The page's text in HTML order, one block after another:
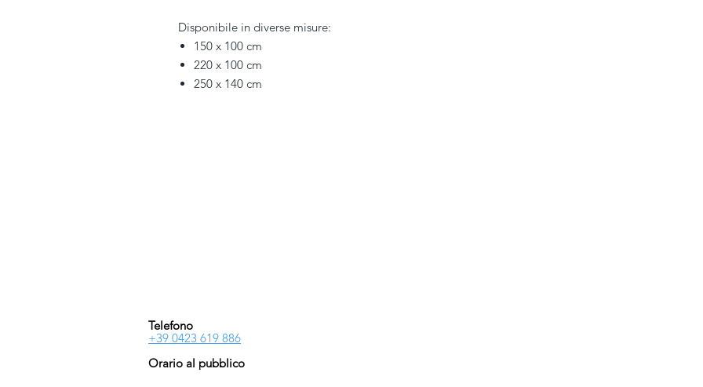
Disponibile in diverse misure:
150 x 100 cm
220 x 100 cm
250 x 140 cm
Telefono
+39 0423 619 886
Orario al pubblico